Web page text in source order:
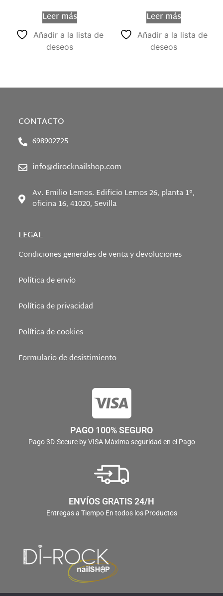
Leer más
Añadir a la lista de
deseos
Leer más
Añadir a la lista de
deseos
CONTACTO
698902725
info@dirocknailshop.com
Av. Emilio Lemos. Edificio Lemos 26, planta 1°,
oficina 16, 41020, Sevilla
LEGAL
Condiciones generales de venta y devoluciones
Política de envío
Política de privacidad
Política de cookies
Formulario de desistimiento
PAGO 100% SEGURO
Pago 3D-Secure by VISA Máxima seguridad en el Pago
ENVÍOS GRATIS 24/H
Entregas a Tiempo En todos los Productos